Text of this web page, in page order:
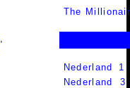
The
,
Nederland 1
Nederland